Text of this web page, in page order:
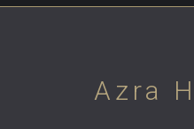
Azra